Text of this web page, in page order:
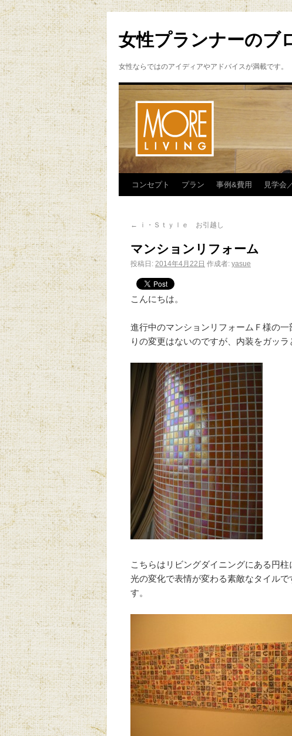
女性プランナーのブ
女性ならではのアイディアやアドバイスが満載です。
コンセプト プラン 事例&費用 見学会
← ｉ・Ｓｔｙｌｅ お引越し
マンションリフォーム
投稿日: 2014年4月22日 作成者: yasue
こんにちは。
進行中のマンションリフォームＦ様の
りの変更はないのですが、内装をガッ
こちらはリビングダイニングにある円
光の変化で表情が変わる素敵なタイル
す。